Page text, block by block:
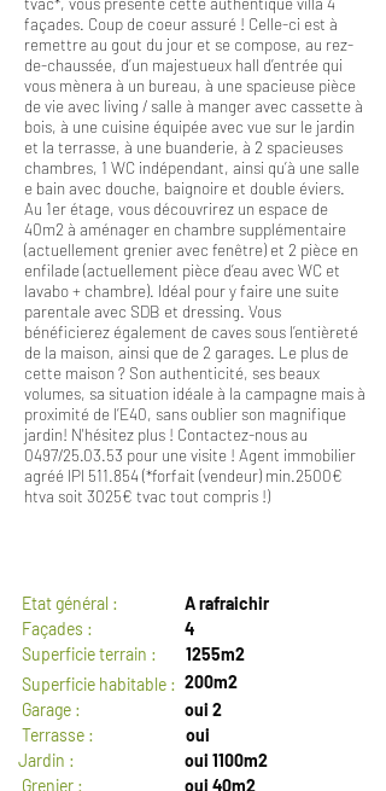
façades. Coup de coeur assuré ! Celle-ci est à
remettre au gout du jour et se compose, au rez-
de-chaussée, d’un majestueux hall d’entrée qui
vous mènera à un bureau, à une spacieuse pièce
de vie avec living / salle à manger avec cassette à
bois, à une cuisine équipée avec vue sur le jardin
et la terrasse, à une buanderie, à 2 spacieuses
chambres, 1 WC indépendant, ainsi qu’à une salle
e bain avec douche, baignoire et double éviers.
Au 1er étage, vous découvrirez un espace de
40m2 à aménager en chambre supplémentaire
(actuellement grenier avec fenêtre) et 2 pièce en
enfilade (actuellement pièce d’eau avec WC et
lavabo + chambre). Idéal pour y faire une suite
parentale avec SDB et dressing. Vous
bénéficierez également de caves sous l’entièreté
de la maison, ainsi que de 2 garages. Le plus de
cette maison ? Son authenticité, ses beaux
volumes, sa situation idéale à la campagne mais à
proximité de l’E40, sans oublier son magnifique
jardin! N'hésitez plus ! Contactez-nous au
0497/25.03.53 pour une visite ! Agent immobilier
agréé IPI 511.854 (*forfait (vendeur) min.2500€
htva soit 3025€ tvac tout compris !)
Etat général :
A rafraichir
Façades :
4
Superficie terrain :
1255m2
Superficie habitable : 200m2
Garage :
oui 2
Terrasse :
oui
Jardin :
oui 1100m2
Grenier :
oui 40m2